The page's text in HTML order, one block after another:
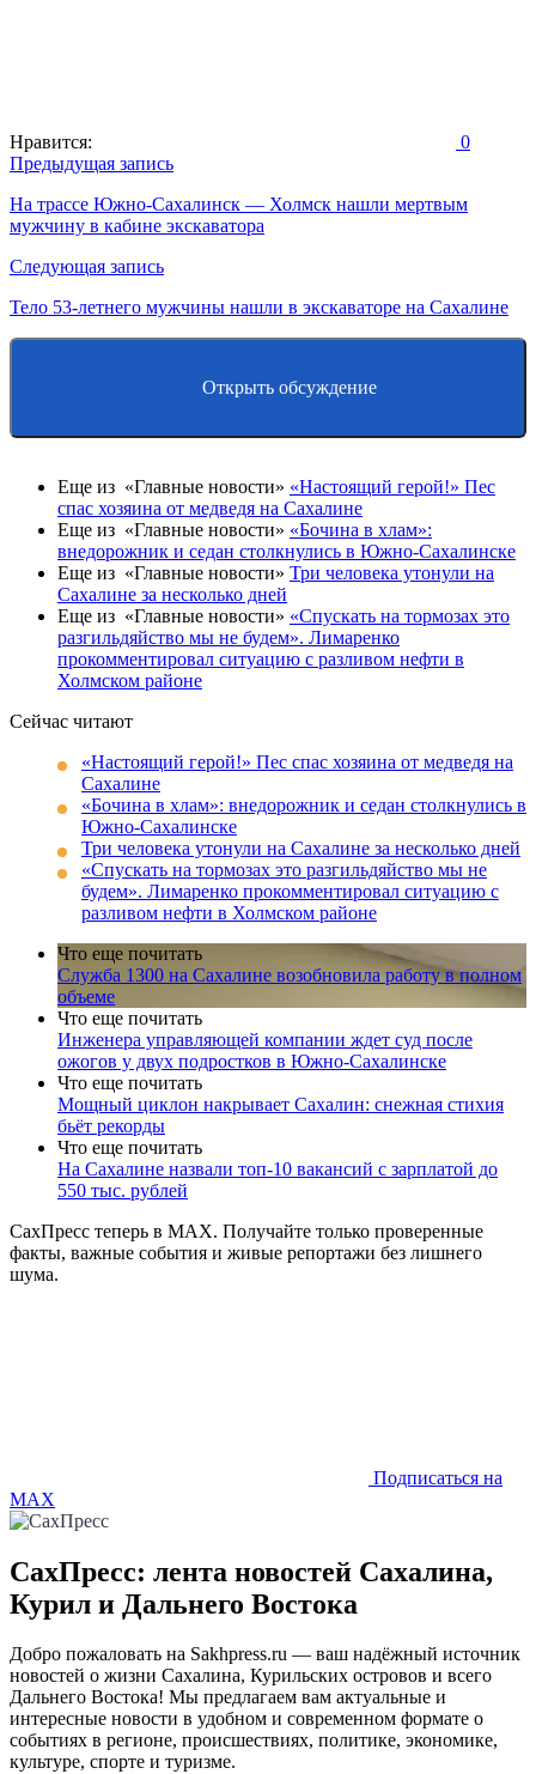
Нравится: 0
Навигация
по
записям
Предыдущая запись
На трассе Южно-Сахалинск — Холмск нашли мертвым
мужчину в кабине экскаватора
Следующая запись
Тело 53-летнего мужчины нашли в экскаваторе на Сахалине
Открыть обсуждение
Еще из «Главные новости» «Настоящий герой!» Пес
спас хозяина от медведя на Сахалине
Еще из «Главные новости» «Бочина в хлам»:
внедорожник и седан столкнулись в Южно-Сахалинске
Еще из «Главные новости» Три человека утонули на
Сахалине за несколько дней
Еще из «Главные новости» «Спускать на тормозах это
разгильдяйство мы не будем». Лимаренко
прокомментировал ситуацию с разливом нефти в
Холмском районе
Сейчас читают
«Настоящий герой!» Пес спас хозяина от медведя на
Сахалине
«Бочина в хлам»: внедорожник и седан столкнулись в
Южно-Сахалинске
Три человека утонули на Сахалине за несколько дней
«Спускать на тормозах это разгильдяйство мы не
будем». Лимаренко прокомментировал ситуацию с
разливом нефти в Холмском районе
Что еще почитать
Служба 1300 на Сахалине возобновила работу в полном
объеме
Что еще почитать
Инженера управляющей компании ждет суд после
ожогов у двух подростков в Южно-Сахалинске
Что еще почитать
Мощный циклон накрывает Сахалин: снежная стихия
бьёт рекорды
Что еще почитать
На Сахалине назвали топ-10 вакансий с зарплатой до
550 тыс. рублей
СахПресс теперь в MAX. Получайте только проверенные
факты, важные события и живые репортажи без лишнего
шума.
Подписаться на
MAX
СахПресс: лента новостей Сахалина,
Курил и Дальнего Востока
Добро пожаловать на Sakhpress.ru — ваш надёжный источник
новостей о жизни Сахалина, Курильских островов и всего
Дальнего Востока! Мы предлагаем вам актуальные и
интересные новости в удобном и современном формате о
событиях в регионе, происшествиях, политике, экономике,
культуре, спорте и туризме.